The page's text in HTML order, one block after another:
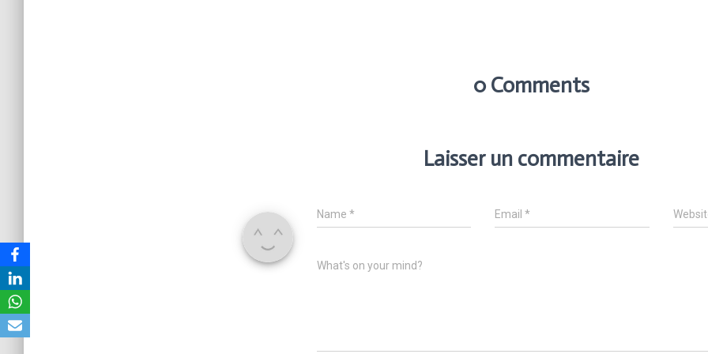
0 Comments
Laisser un commentaire
Name * Email*
What's on your mind?